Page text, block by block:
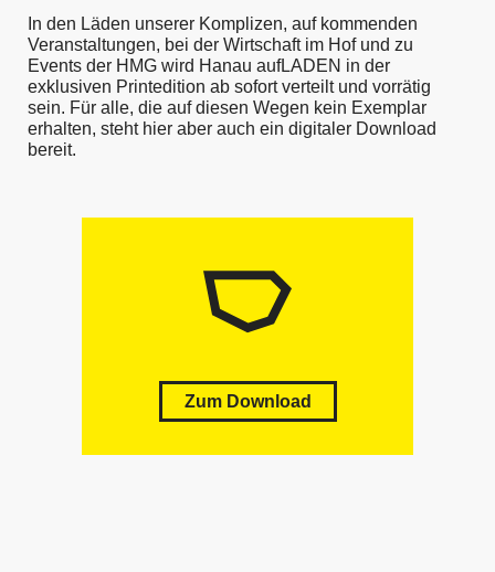
In den Läden unserer Komplizen, auf kommenden
Veranstaltungen, bei der Wirtschaft im Hof und zu
Events der HMG wird Hanau aufLADEN in der
exklusiven Printedition ab sofort verteilt und vorrätig
sein. Für alle, die auf diesen Wegen kein Exemplar
erhalten, steht hier aber auch ein digitaler Download
bereit.
Zum Download